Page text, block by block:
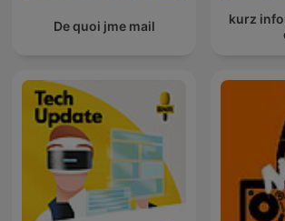
kurz
De quoi jme mail